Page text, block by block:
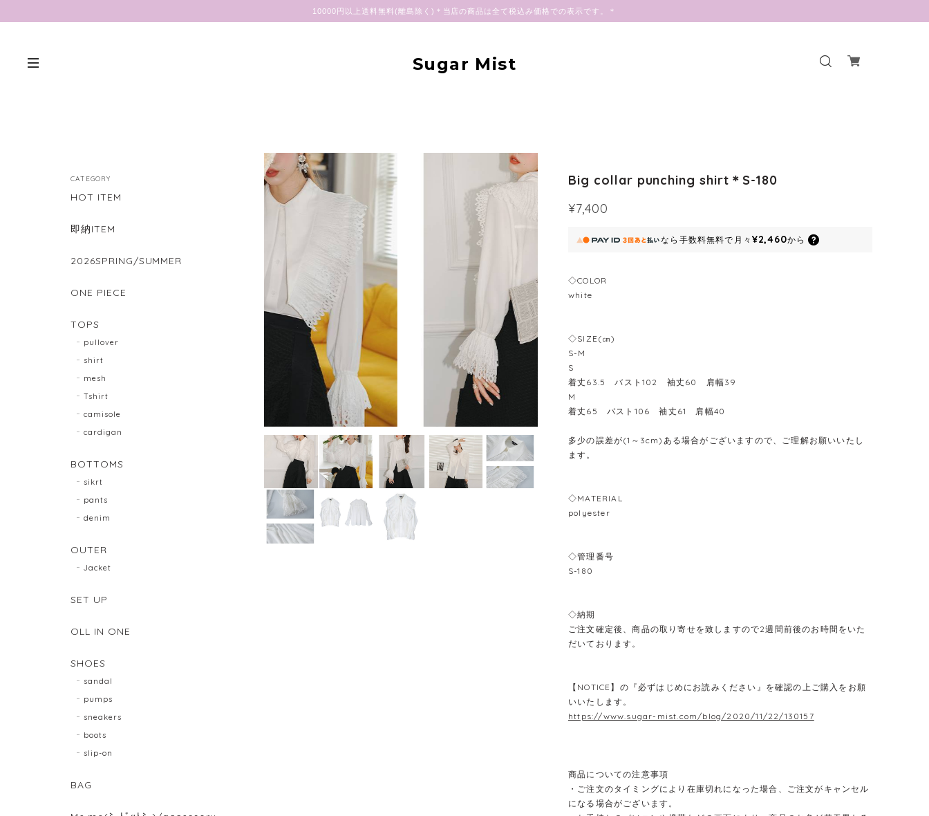
10000円以上送料無料(離島除く)＊当店の商品は全て税込み価格での表示です。＊
Sugar Mist
Big collar punching shirt＊S-180
¥7,400
なら 手数料無料で 月々 ¥2,460から
◇COLOR
white
◇SIZE(㎝)
S-M
S
着丈63.5 バスト102 袖丈60 肩幅39
M
着丈65 バスト106 袖丈61 肩幅40
多少の誤差が(1～3cm)ある場合がございますので、ご理解お願いいたし
ます。
◇MATERIAL
polyester
◇管理番号
S-180
◇納期
ご注文確定後、商品の取り寄せを致しますので2週間前後のお時間をいた
だいております。
【NOTICE】の『必ずはじめにお読みください』を確認の上ご購入をお願
いいたします。
https://www.sugar-mist.com/blog/2020/11/22/130157
商品についての注意事項
・ご注文のタイミングにより在庫切れになった場合、ご注文がキャンセル
になる場合がございます。
CATEGORY
HOT ITEM
即納ITEM
2026SPRING/SUMMER
ONE PIECE
TOPS
pullover
shirt
mesh
Tshirt
camisole
cardigan
BOTTOMS
sikrt
pants
denim
OUTER
Jacket
SET UP
OLL IN ONE
SHOES
sandal
pumps
sneakers
boots
slip-on
BAG